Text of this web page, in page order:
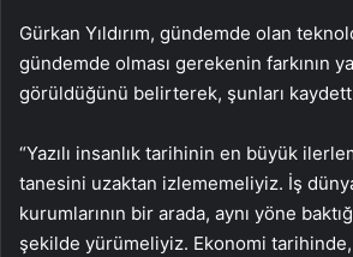
Gürkan Yıldırım, gündemde olan
gündemde olması gerekenin farkının
görüldüğünü belirterek, şunları
“Yazılı insanlık tarihinin en büyük
tanesini uzaktan izlememeliyiz. İş
kurumlarının bir arada, aynı yöne
şekilde yürümeliyiz. Ekonomi